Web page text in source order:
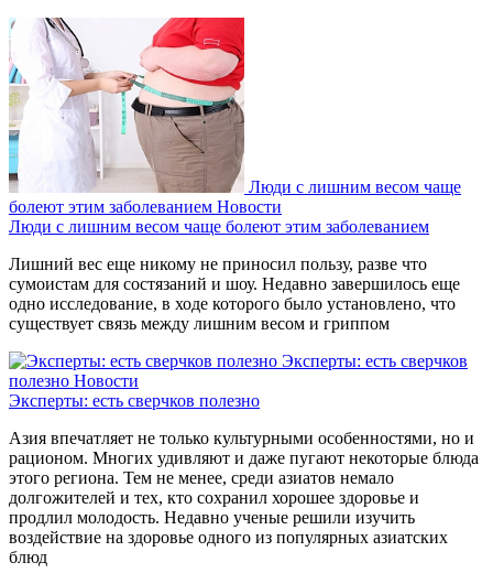
Люди с лишним весом чаще
болеют этим заболеванием Новости
Люди с лишним весом чаще болеют этим заболеванием
Лишний вес еще никому не приносил пользу, разве что
сумоистам для состязаний и шоу. Недавно завершилось еще
одно исследование, в ходе которого было установлено, что
существует связь между лишним весом и гриппом
Эксперты: есть сверчков
полезно Новости
Эксперты: есть сверчков полезно
Азия впечатляет не только культурными особенностями, но и
рационом. Многих удивляют и даже пугают некоторые блюда
этого региона. Тем не менее, среди азиатов немало
долгожителей и тех, кто сохранил хорошее здоровье и
продлил молодость. Недавно ученые решили изучить
воздействие на здоровье одного из популярных азиатских
блюд